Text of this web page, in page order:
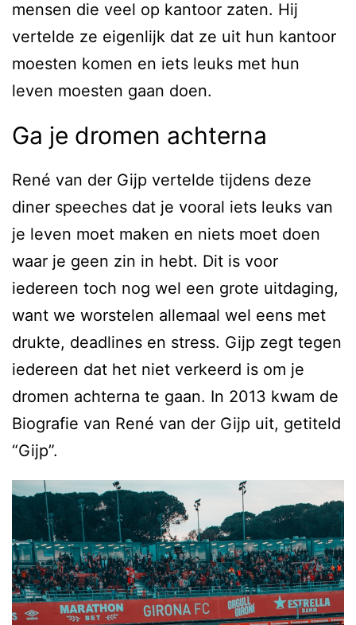
mensen die veel op kantoor zaten. Hij
vertelde ze eigenlijk dat ze uit hun kantoor
moesten komen en iets leuks met hun
leven moesten gaan doen.
Ga je dromen achterna
René van der Gijp vertelde tijdens deze
diner speeches dat je vooral iets leuks van
je leven moet maken en niets moet doen
waar je geen zin in hebt. Dit is voor
iedereen toch nog wel een grote uitdaging,
want we worstelen allemaal wel eens met
drukte, deadlines en stress. Gijp zegt tegen
iedereen dat het niet verkeerd is om je
dromen achterna te gaan. In 2013 kwam de
Biografie van René van der Gijp uit, getiteld
“Gijp”.